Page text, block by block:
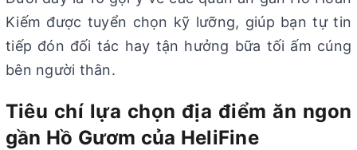
Kiếm được tuyển chọn kỹ lưỡng, giúp bạn tự tin
tiếp đón đối tác hay tận hưởng bữa tối ấm cúng
bên người thân.
Tiêu chí lựa chọn địa điểm ăn ngon
gần Hồ Gươm của HeliFine